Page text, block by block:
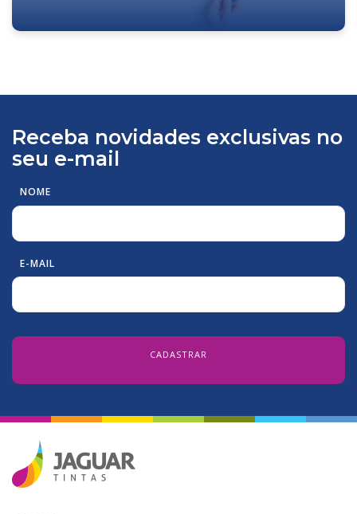
Receba novidades exclusivas no
seu e-mail
NOME
E-MAIL